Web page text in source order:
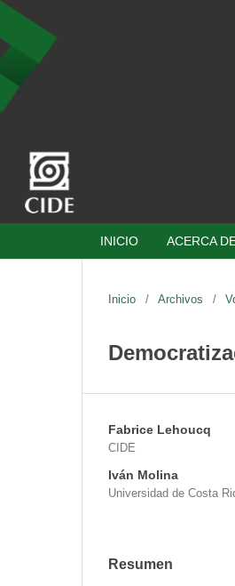
INICIO ACERCA
Inicio / Archivos /
Fabrice Lehoucq
CIDE
Iván Molina
Universidad de Costa
Resumen